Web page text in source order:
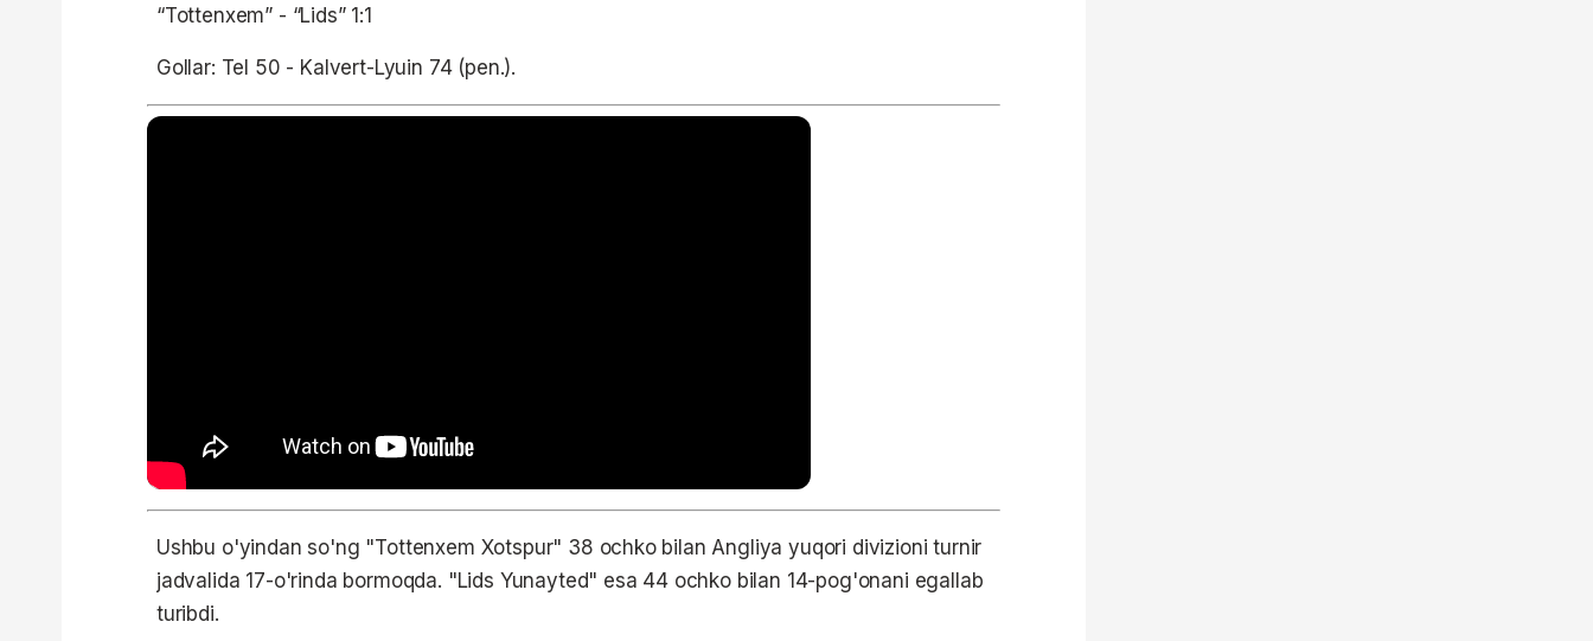
“Tottenxem” - “Lids” 1:1
Gollar: Tel 50 - Kalvert-Lyuin 74 (pen.).
Ushbu o'yindan so'ng "Tottenxem Xotspur" 38 ochko bilan Angliya yuqori divizioni turnir
jadvalida 17-o'rinda bormoqda. "Lids Yunayted" esa 44 ochko bilan 14-pog'onani egallab
turibdi.